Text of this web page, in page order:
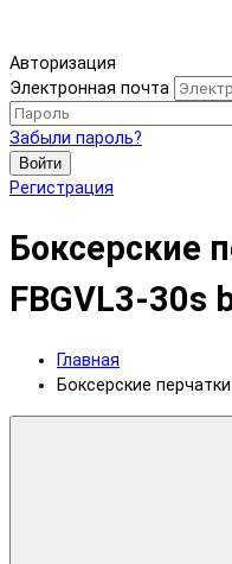
Авторизация
Электронная почта
Забыли пароль?
Войти
Регистрация
Боксерские
FBGVL3-30s
Главная
Боксерские